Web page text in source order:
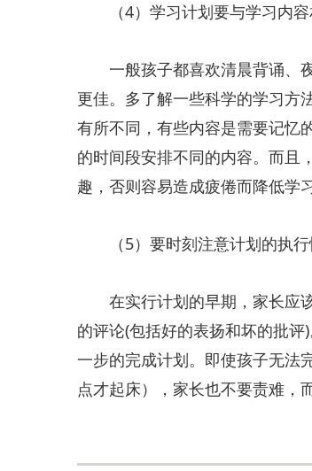
（4）学习计划要与学习内容
一般孩子都喜欢清晨背诵、夜
更佳。多了解一些科学的学习方
有所不同，有些内容是需要记忆
的时间段安排不同的内容。而且
趣，否则容易造成疲倦而降低学
（5）要时刻注意计划的执行
在实行计划的早期，家长应该
的评论(包括好的表扬和坏的批
一步的完成计划。即使孩子无法
点才起床），家长也不要责难，